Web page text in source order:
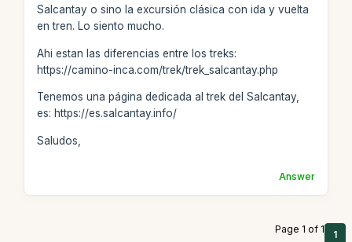
Salcantay o sino la excursión clásica con ida y vuelta
en tren. Lo siento mucho.
Ahi estan las diferencias entre los treks:
https://camino-inca.com/trek/trek_salcantay.php
Tenemos una página dedicada al trek del Salcantay,
es: https://es.salcantay.info/
Saludos,
Answer
Page 1 of 1 1